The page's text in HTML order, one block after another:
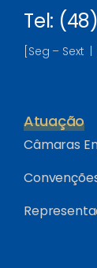
Tel:
[Seg – Sext |
Atuação
Câmaras